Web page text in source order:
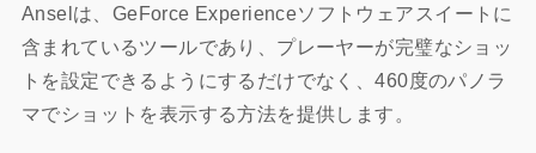
Anselは、GeForce Experienceソフトウェアスイートに
含まれているツールであり、プレーヤーが完璧なショッ
トを設定できるようにするだけでなく、460度のパノラ
マでショットを表示する方法を提供します。